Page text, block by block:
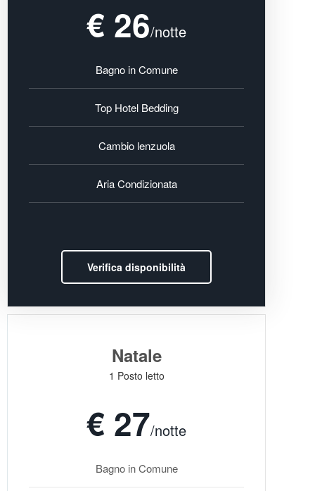
€ 26/notte
Bagno in Comune
Top Hotel Bedding
Cambio lenzuola
Aria Condizionata
Verifica disponibilità
Natale
1 Posto letto
€ 27/notte
Bagno in Comune